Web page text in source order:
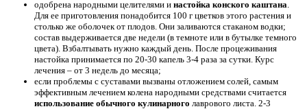
одобрена народными целителями и настойка конского каштана.
Для ее приготовления понадобится 100 г цветков этого растения и
столько же оболочек от плодов. Они заливаются стаканом водки;
состав выдерживается две недели (в темноте или в бутылке темного
цвета). Взбалтывать нужно каждый день. После процеживания
настойка принимается по 20-30 капель 3-4 раза за сутки. Курс
лечения – от 3 недель до месяца;
если проблемы с суставами вызваны отложением солей, самым
эффективным лечением колена народными средствами считается
использование обычного кулинарного лаврового листа. 2-3